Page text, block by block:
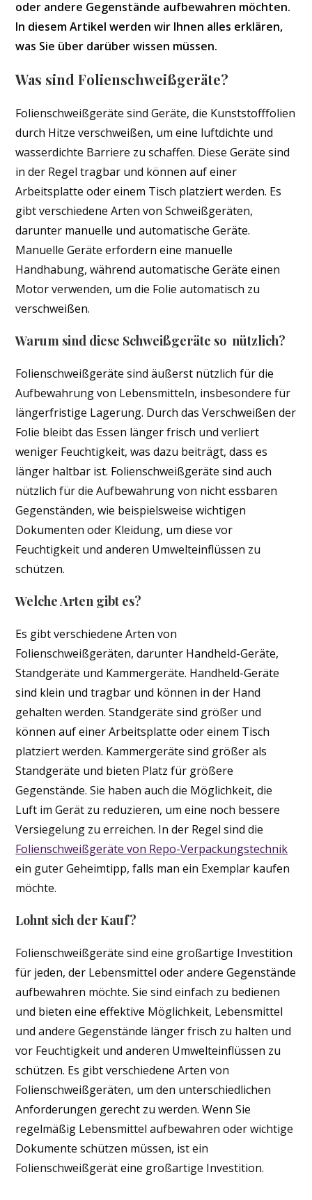
oder andere Gegenstände aufbewahren möchten.
In diesem Artikel werden wir Ihnen alles erklären,
was Sie über darüber wissen müssen.
Was sind Folienschweißgeräte?
Folienschweißgeräte sind Geräte, die Kunststofffolien
durch Hitze verschweißen, um eine luftdichte und
wasserdichte Barriere zu schaffen. Diese Geräte sind
in der Regel tragbar und können auf einer
Arbeitsplatte oder einem Tisch platziert werden. Es
gibt verschiedene Arten von Schweißgeräten,
darunter manuelle und automatische Geräte.
Manuelle Geräte erfordern eine manuelle
Handhabung, während automatische Geräte einen
Motor verwenden, um die Folie automatisch zu
verschweißen.
Warum sind diese Schweißgeräte so nützlich?
Folienschweißgeräte sind äußerst nützlich für die
Aufbewahrung von Lebensmitteln, insbesondere für
längerfristige Lagerung. Durch das Verschweißen der
Folie bleibt das Essen länger frisch und verliert
weniger Feuchtigkeit, was dazu beiträgt, dass es
länger haltbar ist. Folienschweißgeräte sind auch
nützlich für die Aufbewahrung von nicht essbaren
Gegenständen, wie beispielsweise wichtigen
Dokumenten oder Kleidung, um diese vor
Feuchtigkeit und anderen Umwelteinflüssen zu
schützen.
Welche Arten gibt es?
Es gibt verschiedene Arten von
Folienschweißgeräten, darunter Handheld-Geräte,
Standgeräte und Kammergeräte. Handheld-Geräte
sind klein und tragbar und können in der Hand
gehalten werden. Standgeräte sind größer und
können auf einer Arbeitsplatte oder einem Tisch
platziert werden. Kammergeräte sind größer als
Standgeräte und bieten Platz für größere
Gegenstände. Sie haben auch die Möglichkeit, die
Luft im Gerät zu reduzieren, um eine noch bessere
Versiegelung zu erreichen. In der Regel sind die
Folienschweißgeräte von Repo-Verpackungstechnik
ein guter Geheimtipp, falls man ein Exemplar kaufen
möchte.
Lohnt sich der Kauf?
Folienschweißgeräte sind eine großartige Investition
für jeden, der Lebensmittel oder andere Gegenstände
aufbewahren möchte. Sie sind einfach zu bedienen
und bieten eine effektive Möglichkeit, Lebensmittel
und andere Gegenstände länger frisch zu halten und
vor Feuchtigkeit und anderen Umwelteinflüssen zu
schützen. Es gibt verschiedene Arten von
Folienschweißgeräten, um den unterschiedlichen
Anforderungen gerecht zu werden. Wenn Sie
regelmäßig Lebensmittel aufbewahren oder wichtige
Dokumente schützen müssen, ist ein
Folienschweißgerät eine großartige Investition.